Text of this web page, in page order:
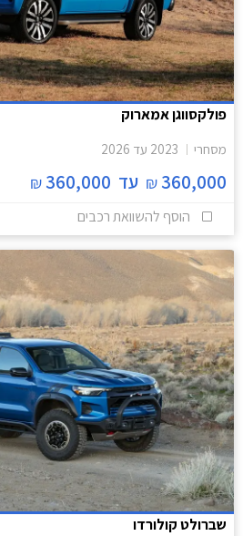
פולקסווגן אמארוק
מסחרי 2023 עד 2026
360,000
₪ עד 360,000
₪
הוסף להשוואת רכבים
שברולט קולורדו